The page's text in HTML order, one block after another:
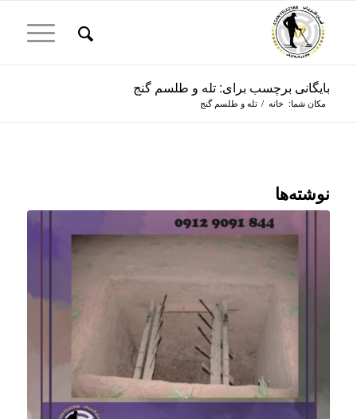
بایگانی برچسب برای: تله و طلسم گنج
مکان شما: خانه / تله و طلسم گنج
نوشته‌ها